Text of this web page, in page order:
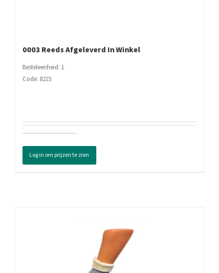
0003 Reeds Afgeleverd In Winkel
Besteleenheid: 1
Code: 8215
Reeds
Afgeleverd
In
Log in om prijzen te zien